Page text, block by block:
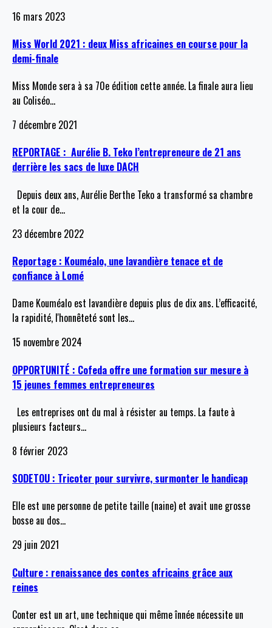
16 mars 2023
Miss World 2021 : deux Miss africaines en course pour la
demi-finale
Miss Monde sera à sa 70e édition cette année. La finale aura lieu
au Coliséo…
7 décembre 2021
REPORTAGE : Aurélie B. Teko l’entrepreneure de 21 ans
derrière les sacs de luxe DACH
Depuis deux ans, Aurélie Berthe Teko a transformé sa chambre
et la cour de…
23 décembre 2022
Reportage : Kouméalo, une lavandière tenace et de
confiance à Lomé
Dame Kouméalo est lavandière depuis plus de dix ans. L’efficacité,
la rapidité, l'honnêteté sont les…
15 novembre 2024
OPPORTUNITÉ : Cofeda offre une formation sur mesure à
15 jeunes femmes entrepreneures
Les entreprises ont du mal à résister au temps. La faute à
plusieurs facteurs…
8 février 2023
SODETOU : Tricoter pour survivre, surmonter le handicap
Elle est une personne de petite taille (naine) et avait une grosse
bosse au dos…
29 juin 2021
Culture : renaissance des contes africains grâce aux
reines
Conter est un art, une technique qui même înnée nécessite un